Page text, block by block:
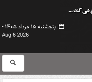
پنجشنبه ۱۵ مرداد ۱۴۰۵ -
Aug 6 2026